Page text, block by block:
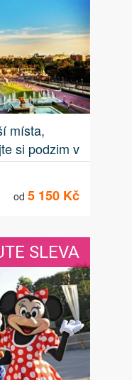
místa,
si podzim v
od 5 150 Kč
SLEVA